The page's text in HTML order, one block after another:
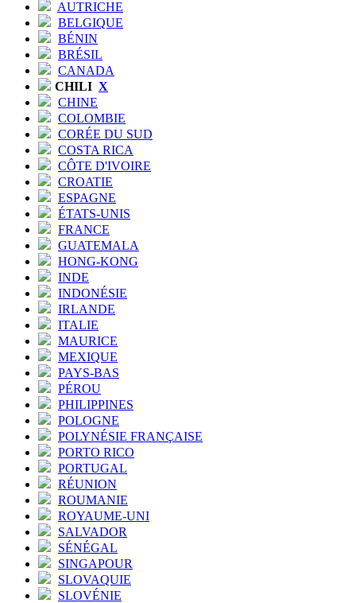
AUTRICHE
BELGIQUE
BÉNIN
BRÉSIL
CANADA
CHILI X
CHINE
COLOMBIE
CORÉE DU SUD
COSTA RICA
CÔTE D'IVOIRE
CROATIE
ESPAGNE
ÉTATS-UNIS
FRANCE
GUATEMALA
HONG-KONG
INDE
INDONÉSIE
IRLANDE
ITALIE
MAURICE
MEXIQUE
PAYS-BAS
PÉROU
PHILIPPINES
POLOGNE
POLYNÉSIE FRANÇAISE
PORTO RICO
PORTUGAL
RÉUNION
ROUMANIE
ROYAUME-UNI
SALVADOR
SÉNÉGAL
SINGAPOUR
SLOVAQUIE
SLOVÉNIE